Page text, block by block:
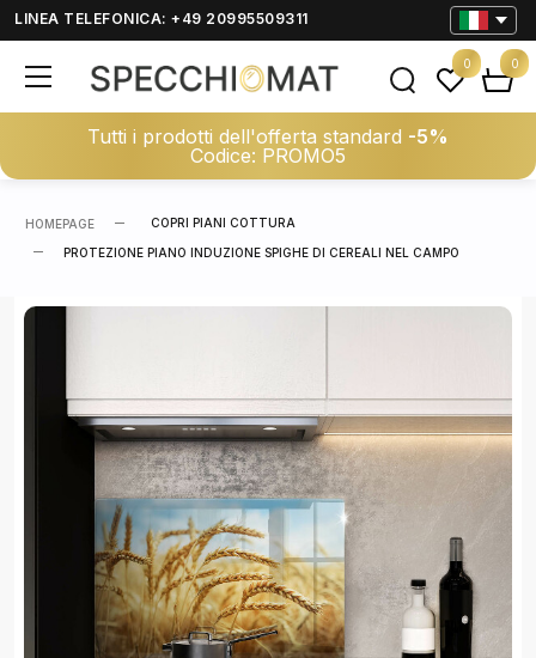
LINEA TELEFONICA: +49 20995509311
Tutti i prodotti dell'offerta standard -5%
Codice: PROMO5
0 0
HOMEPAGE COPRI PIANI COTTURA
PROTEZIONE PIANO INDUZIONE SPIGHE DI CEREALI NEL CAMPO